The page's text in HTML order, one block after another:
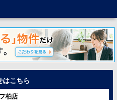
はこちら
柏店